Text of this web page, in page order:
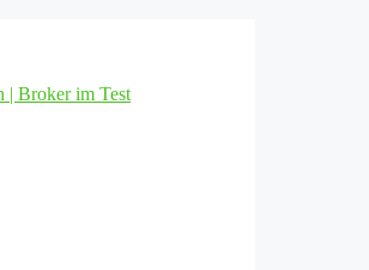
| Broker im Test